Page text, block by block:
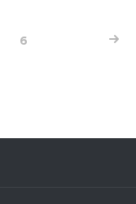
6